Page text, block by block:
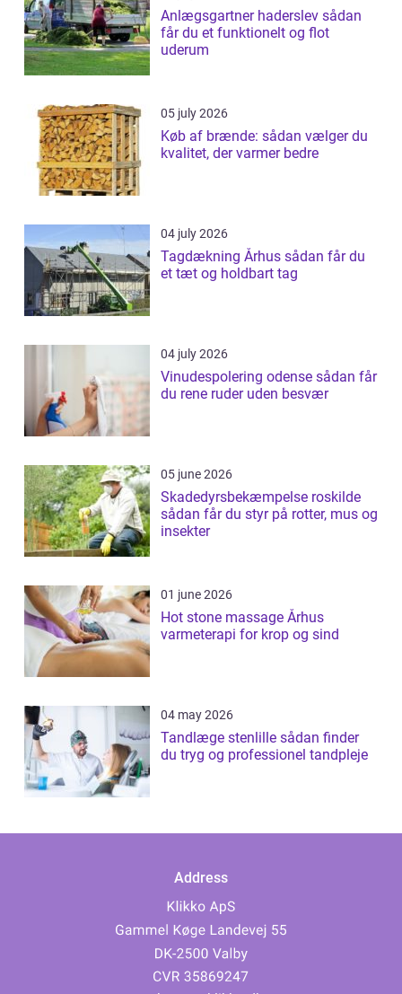
Anlægsgartner haderslev sådan
får du et funktionelt og flot
uderum
05 july 2026
Køb af brænde: sådan vælger du
kvalitet, der varmer bedre
04 july 2026
Tagdækning Århus sådan får du
et tæt og holdbart tag
04 july 2026
Vinudespolering odense sådan får
du rene ruder uden besvær
05 june 2026
Skadedyrsbekæmpelse roskilde
sådan får du styr på rotter, mus og
insekter
01 june 2026
Hot stone massage Århus
varmeterapi for krop og sind
04 may 2026
Tandlæge stenlille sådan finder
du tryg og professionel tandpleje
Address